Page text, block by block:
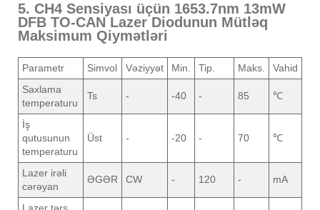
5. CH4 Sensiyası üçün 1653.7nm 13mW
DFB TO-CAN Lazer Diodunun Mütləq
Maksimum Qiymətləri
Parametr Simvol Vəziyyət Min. Tip. Maks.
Vahid
Saxlama
temperaturu
Ts - -40 - 85 ℃
İş
qutusunun
temperaturu
Üst - -20 - 70 ℃
Lazer irəli
cərəyan
ƏGƏR CW - 120 - mA